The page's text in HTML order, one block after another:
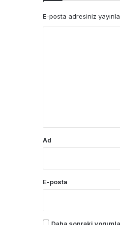
E-posta adresiniz
Ad
E-posta